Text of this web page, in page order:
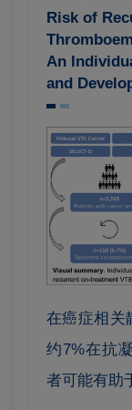
Risk of
An
and
在癌症相关
约7%在抗
者可能有助